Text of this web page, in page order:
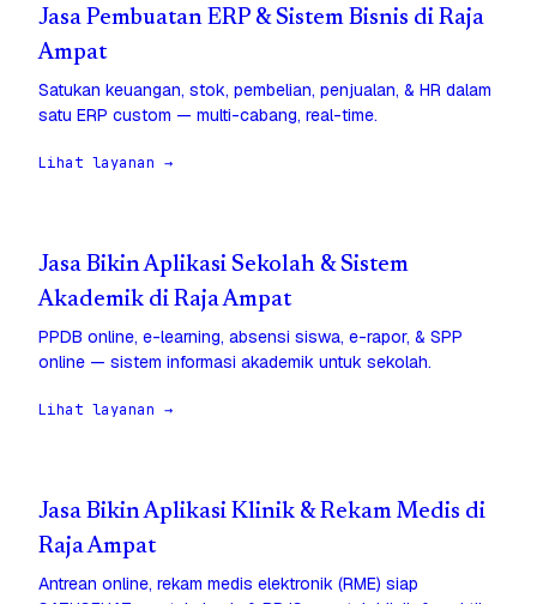
Jasa Pembuatan ERP & Sistem Bisnis di Raja
Ampat
Satukan keuangan, stok, pembelian, penjualan, & HR dalam
satu ERP custom — multi-cabang, real-time.
Lihat layanan →
Jasa Bikin Aplikasi Sekolah & Sistem
Akademik di Raja Ampat
PPDB online, e-learning, absensi siswa, e-rapor, & SPP
online — sistem informasi akademik untuk sekolah.
Lihat layanan →
Jasa Bikin Aplikasi Klinik & Rekam Medis di
Raja Ampat
Antrean online, rekam medis elektronik (RME) siap